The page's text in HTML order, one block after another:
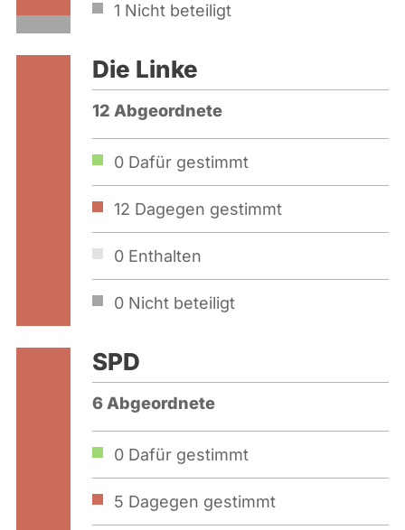
1 Nicht beteiligt
Die Linke
12 Abgeordnete
0 Dafür gestimmt
12 Dagegen gestimmt
0 Enthalten
0 Nicht beteiligt
SPD
6 Abgeordnete
0 Dafür gestimmt
5 Dagegen gestimmt